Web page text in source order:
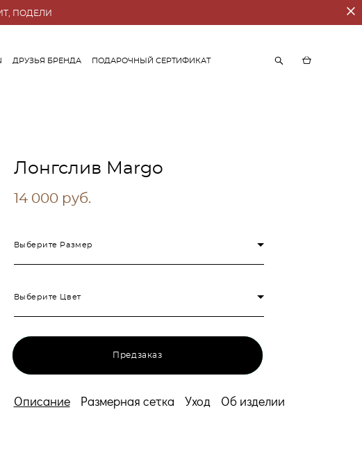
ПОДЕЛИ
ДРУЗЬЯ БРЕНДА ПОДАРОЧНЫЙ СЕРТИФИКАТ
Лонгслив Margo
14 000 pуб.
Выберите Размер
Выберите Цвет
Предзаказ
Описание Размерная сетка Уход Об изделии